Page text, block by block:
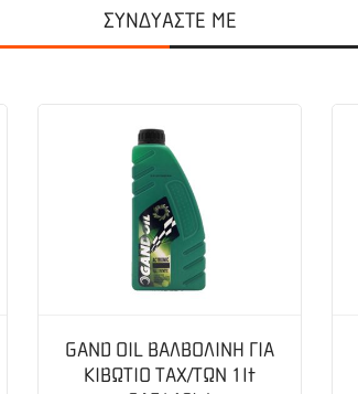
ΣΥΝΔΥΑΣΤΕ ΜΕ
GAND OIL ΒΑΛΒΟΛΙΝΗ ΓΙΑ
ΚΙΒΩΤΙΟ ΤΑΧ/ΤΩΝ 1lt